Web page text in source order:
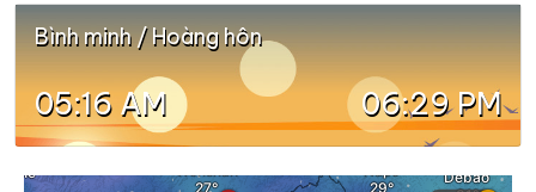
Bình minh / Hoàng hôn
05:16 AM 06:29 PM